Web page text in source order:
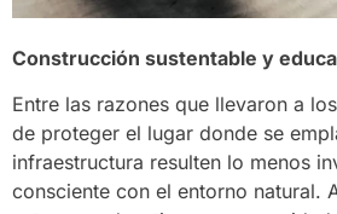
Construcción sustentable y
Entre las razones que llevaron a
de proteger el lugar donde se
infraestructura resulten lo menos
consciente con el entorno natural.